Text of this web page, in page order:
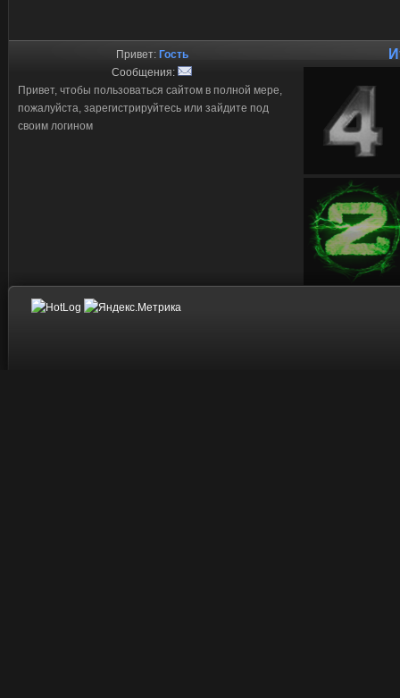
Привет: Гость
Сообщения:
Привет, чтобы пользоваться сайтом в полной мере,
пожалуйста, зарегистрируйтесь или зайдите под
своим логином